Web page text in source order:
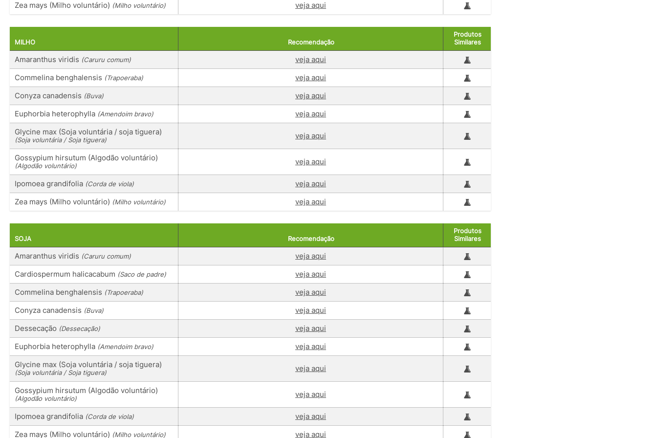
Zea mays (Milho voluntário) (Milho voluntário) veja aqui
MILHO Recomendação
Produtos
Similares
Amaranthus viridis (Caruru comum)
veja aqui
Commelina benghalensis (Trapoeraba)
veja aqui
Conyza canadensis (Buva)
veja aqui
Euphorbia heterophylla (Amendoim bravo)
veja aqui
Glycine max (Soja voluntária / soja tiguera)
(Soja voluntária / Soja tiguera) veja aqui
Gossypium hirsutum (Algodão voluntário)
(Algodão voluntário) veja aqui
Ipomoea grandifolia (Corda de viola)
veja aqui
Zea mays (Milho voluntário) (Milho voluntário) veja aqui
SOJA Recomendação
Produtos
Similares
Amaranthus viridis (Caruru comum)
veja aqui
Cardiospermum halicacabum (Saco de padre)
veja aqui
Commelina benghalensis (Trapoeraba)
veja aqui
Conyza canadensis (Buva)
veja aqui
Dessecação (Dessecação)
veja aqui
Euphorbia heterophylla (Amendoim bravo)
veja aqui
Glycine max (Soja voluntária / soja tiguera)
(Soja voluntária / Soja tiguera) veja aqui
Gossypium hirsutum (Algodão voluntário)
(Algodão voluntário) veja aqui
Ipomoea grandifolia (Corda de viola)
veja aqui
Zea mays (Milho voluntário) (Milho voluntário) veja aqui